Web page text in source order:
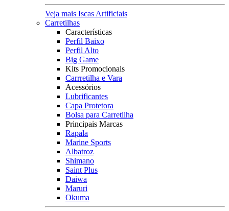
Veja mais Iscas Artificiais
Carretilhas
Características
Perfil Baixo
Perfil Alto
Big Game
Kits Promocionais
Carrretilha e Vara
Acessórios
Lubrificantes
Capa Protetora
Bolsa para Carretilha
Principais Marcas
Rapala
Marine Sports
Albatroz
Shimano
Saint Plus
Daiwa
Maruri
Okuma